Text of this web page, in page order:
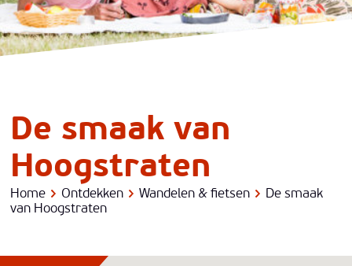
De smaak van
Hoogstraten
Home Ontdekken Wandelen & fietsen
De smaak
van Hoogstraten